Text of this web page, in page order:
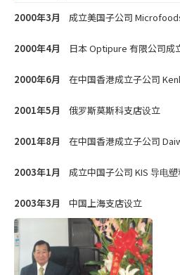
2000年3月 成立美国子公司
2000年4月 日本 Optipure 有限公司成
2000年6月 在中国香港成立子公司
2001年5月 俄罗斯莫斯科支店设立
2001年8月 在中国香港成立子公司
2003年1月 成立中国子公司 KIS 导电
2003年3月 中国上海支店设立